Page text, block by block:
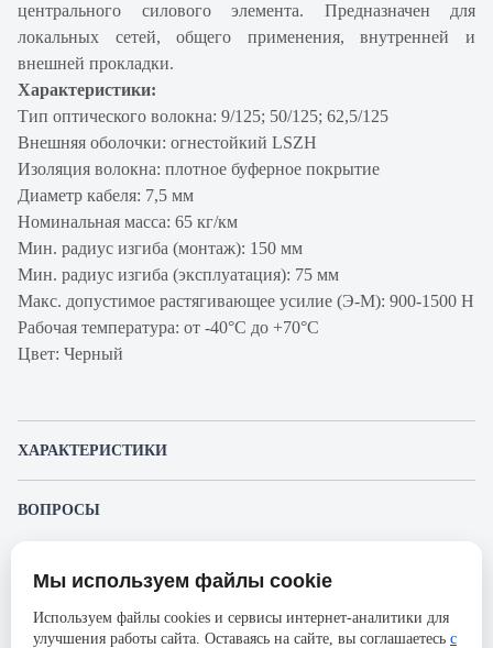
центрального силового элемента. Предназначен для
локальных сетей, общего применения, внутренней и
внешней прокладки.
Характеристики:
Тип оптического волокна: 9/125; 50/125; 62,5/125
Внешняя оболочки: огнестойкий LSZH
Изоляция волокна: плотное буферное покрытие
Диаметр кабеля: 7,5 мм
Номинальная масса: 65 кг/км
Мин. радиус изгиба (монтаж): 150 мм
Мин. радиус изгиба (эксплуатация): 75 мм
Макс. допустимое растягивающее усилие (Э-М): 900-1500 Н
Рабочая температура: от -40°C до +70°C
Цвет: Черный
ХАРАКТЕРИСТИКИ
Продукт
Кабель волоконно-
оптический
ВОПРОСЫ
Пожалуйста, авторизуйтесь, чтобы иметь
Представленные изображения и характеристики могут отличаться от реального
без предварительного уведомления. Компания АйДистрибьют не несёт
ответственности в случае не соответствия текущей модели товаров фотографиям,
Мы используем файлы cookie
Используем файлы cookies и сервисы интернет-аналитики для
улучшения работы сайта. Оставаясь на сайте, вы соглашаетесь с